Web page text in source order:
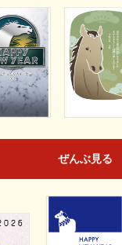
ぜんぶ見る